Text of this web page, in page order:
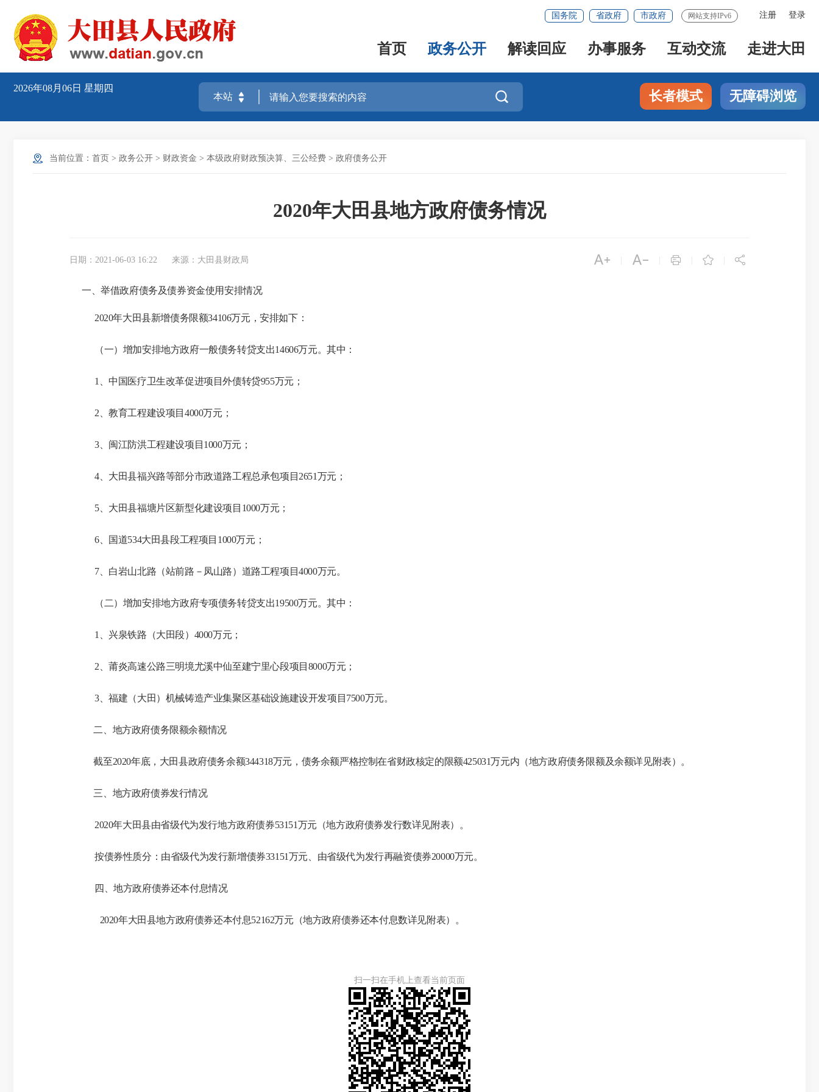
注册 登录
国务院 省政府 市政府 网站支持IPv6
首页 政务公开 解读回应 办事服务 互动交流 走进大田
2026年08月06日 星期四
 长者模式 无障碍浏览
当前位置： 首页 > 政务公开 > 财政资金 > 本级政府财政预决算、三公经费 > 政府债务公开
2020年大田县地方政府债务情况
日期：2021-06-03 16:22 来源：大田县财政局     
一、举借政府债务及债券资金使用安排情况
2020年大田县新增债务限额34106万元，安排如下：
（一）增加安排地方政府一般债务转贷支出14606万元。其中：
1、中国医疗卫生改革促进项目外债转贷955万元；
2、教育工程建设项目4000万元；
3、闽江防洪工程建设项目1000万元；
4、大田县福兴路等部分市政道路工程总承包项目2651万元；
5、大田县福塘片区新型化建设项目1000万元；
6、国道534大田县段工程项目1000万元；
7、白岩山北路（站前路－凤山路）道路工程项目4000万元。
（二）增加安排地方政府专项债务转贷支出19500万元。其中：
1、兴泉铁路（大田段）4000万元；
2、莆炎高速公路三明境尤溪中仙至建宁里心段项目8000万元；
3、福建（大田）机械铸造产业集聚区基础设施建设开发项目7500万元。
二、地方政府债务限额余额情况
截至2020年底，大田县政府债务余额344318万元，债务余额严格控制在省财政核定的限额425031万元内（地方政府债务限额及余额详见附表）。
三、地方政府债券发行情况
2020年大田县由省级代为发行地方政府债券53151万元（地方政府债券发行数详见附表）。
按债券性质分：由省级代为发行新增债券33151万元、由省级代为发行再融资债券20000万元。
四、地方政府债券还本付息情况
2020年大田县地方政府债券还本付息52162万元（地方政府债券还本付息数详见附表）。
扫一扫在手机上查看当前页面